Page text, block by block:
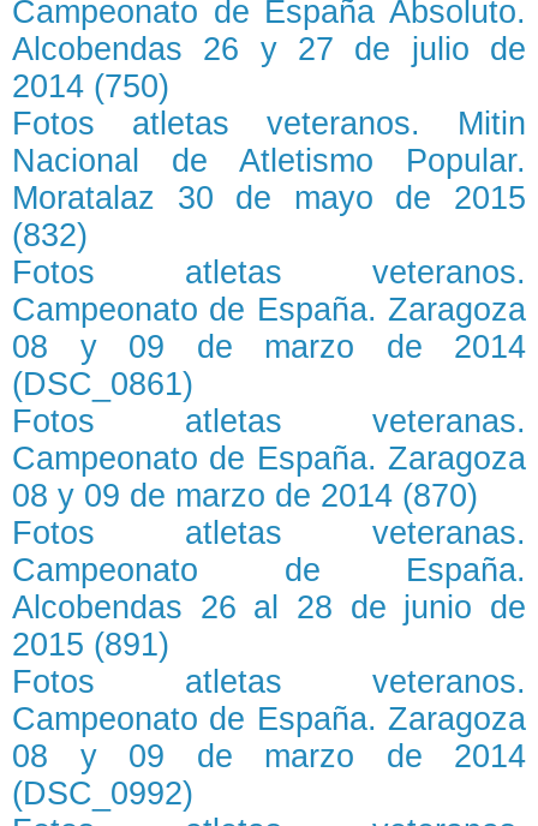
Campeonato de España Absoluto.
Alcobendas 26 y 27 de julio de
2014 (750)
Fotos atletas veteranos. Mitin
Nacional de Atletismo Popular.
Moratalaz 30 de mayo de 2015
(832)
Fotos atletas veteranos.
Campeonato de España. Zaragoza
08 y 09 de marzo de 2014
(DSC_0861)
Fotos atletas veteranas.
Campeonato de España. Zaragoza
08 y 09 de marzo de 2014 (870)
Fotos atletas veteranas.
Campeonato de España.
Alcobendas 26 al 28 de junio de
2015 (891)
Fotos atletas veteranos.
Campeonato de España. Zaragoza
08 y 09 de marzo de 2014
(DSC_0992)